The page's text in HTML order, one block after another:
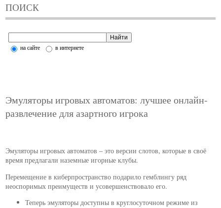
ПОИСК
на сайте в интернете
Эмуляторы игровых автоматов: лучшее онлайн-
развлечение для азартного игрока
Эмуляторы игровых автоматов – это версии слотов, которые в своё
время предлагали наземные игорные клубы.
Перемещение в киберпространство подарило гемблингу ряд
неоспоримых преимуществ и усовершенствовало его.
Теперь эмуляторы доступны в круглосуточном режиме из